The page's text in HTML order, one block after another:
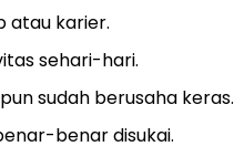
atau karier.
sehari-hari.
sudah berusaha keras.
benar disukai.